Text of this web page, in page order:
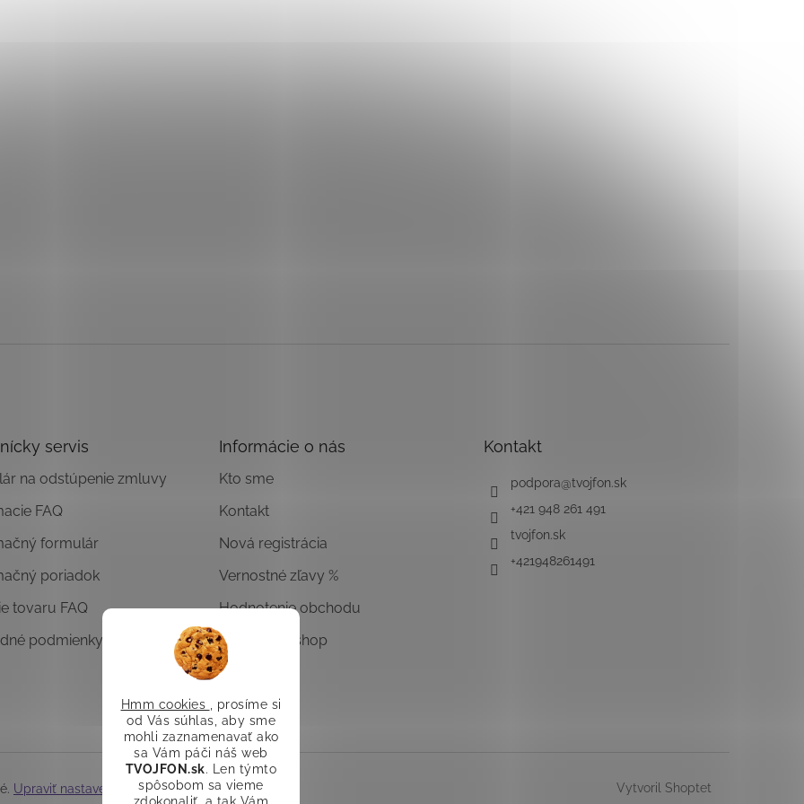
Hmm cookies
, prosíme si
od Vás súhlas, aby sme
mohli zaznamenavať ako
sa Vám páči náš web
TVOJFON.sk. Len týmto
spôsobom sa vieme
servis
na odstúpenie zmluvy
FAQ
formulár
poriadok
tovaru FAQ
podmienky
Informácie o nás
Kto sme
Kontakt
Nová registrácia
Vernostné zľavy %
Hodnotenie obchodu
Overený E-shop
Kontakt
podpora@tvojfon.sk
+421 948 261 491
tvojfon.sk
+421948261491
Vytvoril Shoptet
Upraviť nastavenie cookies